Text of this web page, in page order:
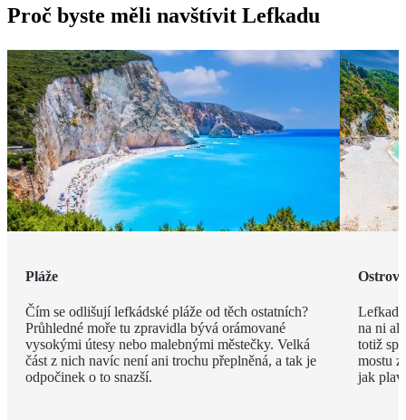
Proč byste měli navštívit Lefkadu
Pláže
Čím se odlišují lefkádské pláže od těch ostatních?
Průhledné moře tu zpravidla bývá orámované
vysokými útesy nebo malebnými městečky. Velká
část z nich navíc není ani trochu přeplněná, a tak je
odpočinek o to snazší.
Ostrov
na ni
totiž
mostu
jak